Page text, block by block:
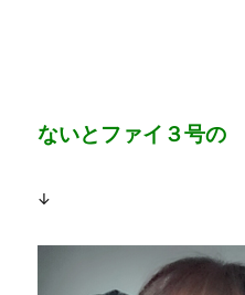
ないとファイ３号の
↓